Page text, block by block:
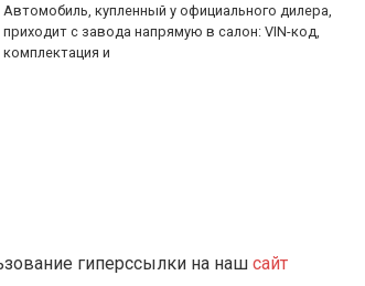
Автомобиль, купленный у официального дилера,
приходит с завода напрямую в салон: VIN-код,
комплектация и
гиперссылки на наш сайт